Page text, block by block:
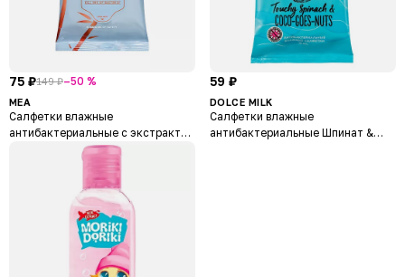
75 ₽149 ₽–50 %
MEA
Салфетки влажные
антибактериальные с экстрактом
камелии и маслом ши Moisturizing
59 ₽
DOLCE MILK
Салфетки влажные
антибактериальные Шпинат &